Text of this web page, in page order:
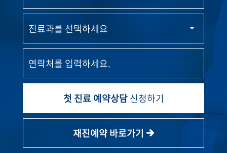
첫 진료 예약상담신청하기
재진예약 바로가기